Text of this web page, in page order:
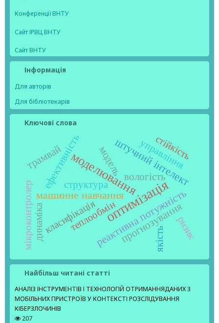
Конференції ВНТУ
Сайт ІРВЦ ВНТУ
Сайт ВНТУ
Інформація
Для авторів
Для бібліотекарів
Ключові слова
оптимізація
моделювання
реактивна потужність
ефективність
машинне навчання
модель
прогнозування
штучний інтелект
трамвай
вологість
ризик
управління
теплообмін
структура
стійкість
мікроконтролер якість
класифікація
динаміка
Найбільш читані статті
АНАЛІЗ ІНСТРУМЕНТІВ І ТЕХНОЛОГІЙ ОТРИМАННЯДАНИХ З
МОБІЛЬНИХ ПРИСТРОЇВ У КОНТЕКСТІ РОЗСЛІДУВАННЯ
КІБЕРЗЛОЧИНІВ
207